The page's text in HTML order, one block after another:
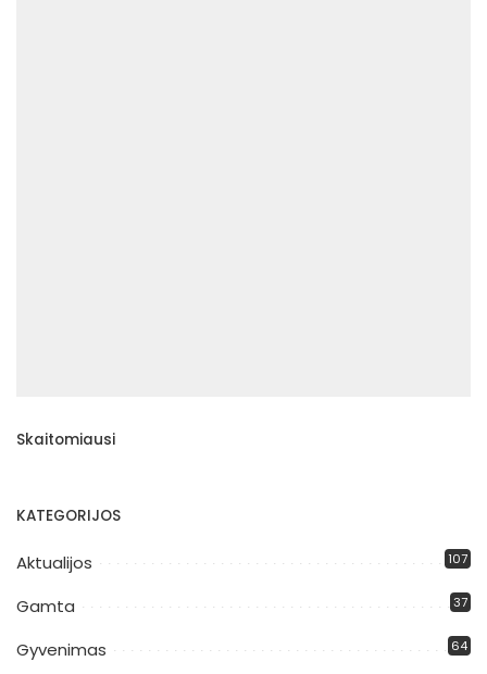
Skaitomiausi
KATEGORIJOS
Aktualijos 107
Gamta 37
Gyvenimas 64